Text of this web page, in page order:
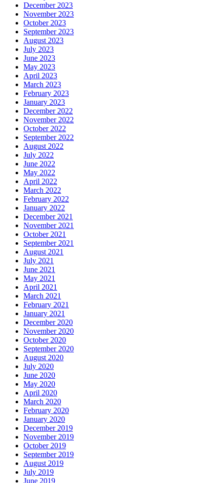
December 2023
November 2023
October 2023
September 2023
August 2023
July 2023
June 2023
May 2023
April 2023
March 2023
February 2023
January 2023
December 2022
November 2022
October 2022
September 2022
August 2022
July 2022
June 2022
May 2022
April 2022
March 2022
February 2022
January 2022
December 2021
November 2021
October 2021
September 2021
August 2021
July 2021
June 2021
May 2021
April 2021
March 2021
February 2021
January 2021
December 2020
November 2020
October 2020
September 2020
August 2020
July 2020
June 2020
May 2020
April 2020
March 2020
February 2020
January 2020
December 2019
November 2019
October 2019
September 2019
August 2019
July 2019
June 2019